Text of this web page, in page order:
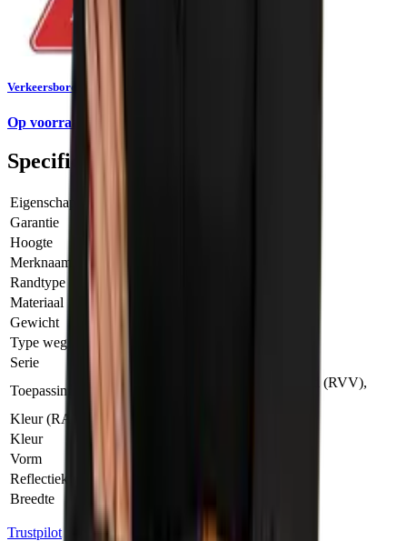
Verkeersbord RVV B04 - Voorrangskruising links
Op voorraad
Specificaties
Eigenschap
Garantie
Hoogte
Merknaam
Randtype
Materiaal
Gewicht
Type weg
Serie
Toepassing
Informatiebord, Officieel verkeersbord (RVV),
Kleur (RAL)
Kleur
Vorm
Reflectieklasse
Breedte
Trustpilot